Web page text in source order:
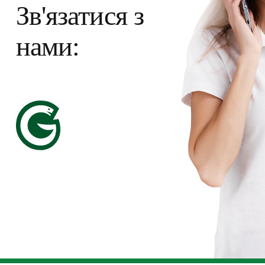
Зв'язатися з
нами: